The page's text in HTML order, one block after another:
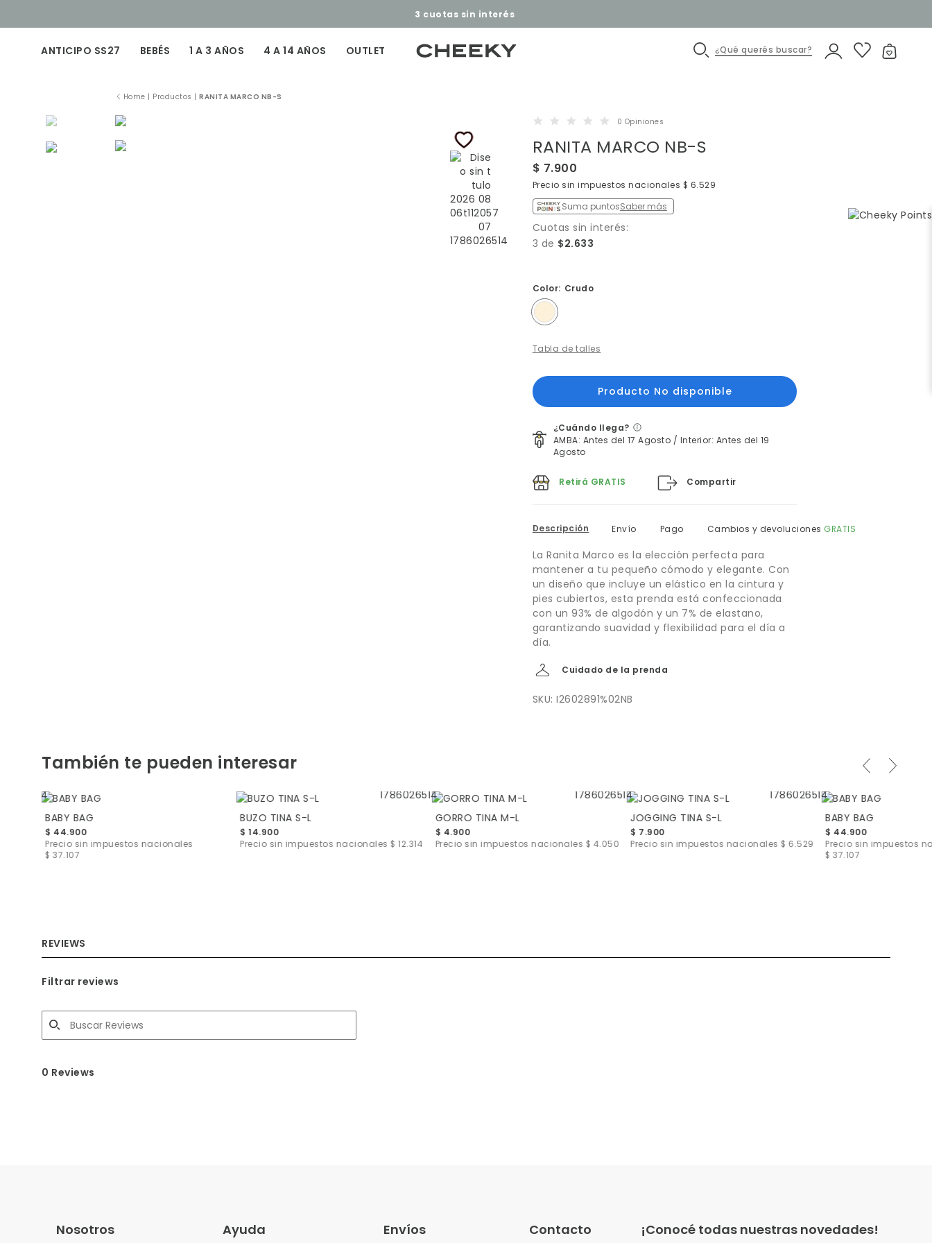
3 cuotas sin interés​ ​
ANTICIPO SS27 BEBÉS 1 A 3 AÑOS 4 A 14 AÑOS OUTLET ¿Qué querés buscar?
Home | Productos |RANITA MARCO NB-S
0 Opiniones
RANITA MARCO NB-S
$ 7.900
Precio sin impuestos nacionales $ 6.529
Suma puntosSaber más
Cuotas sin interés:
3 de $2.633
Color: Crudo
Tabla de talles
¿Cuándo llega?
AMBA: Antes del 17 Agosto / Interior: Antes del 19
Agosto
Retirá GRATIS Compartir
Descripción Envío Pago Cambios y devoluciones GRATIS
La Ranita Marco es la elección perfecta para
mantener a tu pequeño cómodo y elegante. Con
un diseño que incluye un elástico en la cintura y
pies cubiertos, esta prenda está confeccionada
con un 93% de algodón y un 7% de elastano,
garantizando suavidad y flexibilidad para el día a
día.
Cuidado de la prenda
SKU: I2602891%02NB
También te pueden interesar
BABY BAG
$ 44.900
Precio sin impuestos nacionales
$ 37.107
BUZO TINA S-L
$ 14.900
Precio sin impuestos nacionales$ 12.314
GORRO TINA M-L
$ 4.900
Precio sin impuestos nacionales $ 4.050
JOGGING TINA S-L
$ 7.900
Precio sin impuestos nacionales $ 6.529
BABY BAG
$ 44.900
Precio sin impuestos
$ 37.107
REVIEWS
Filtrar reviews
0 Reviews
Nosotros Ayuda Envíos Contacto ¡Conocé todas nuestras novedades!